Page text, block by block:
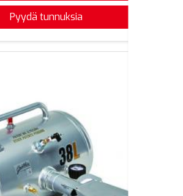
Pyydä tunnuksia